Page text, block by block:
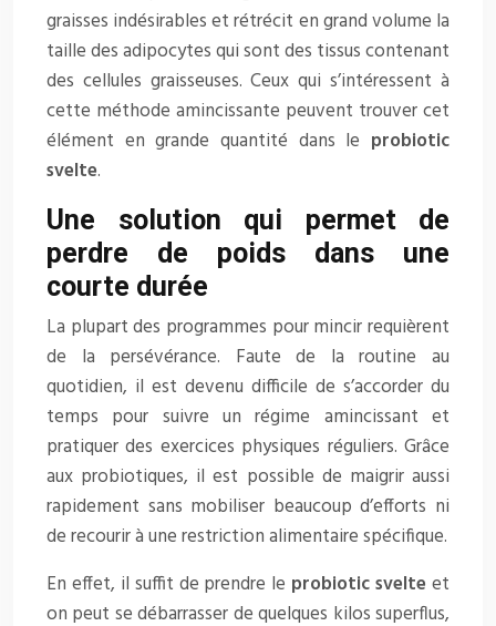
graisses indésirables et rétrécit en grand volume la
taille des adipocytes qui sont des tissus contenant
des cellules graisseuses. Ceux qui s’intéressent à
cette méthode amincissante peuvent trouver cet
élément en grande quantité dans le probiotic
svelte.
Une solution qui permet de
perdre de poids dans une
courte durée
La plupart des programmes pour mincir requièrent
de la persévérance. Faute de la routine au
quotidien, il est devenu difficile de s’accorder du
temps pour suivre un régime amincissant et
pratiquer des exercices physiques réguliers. Grâce
aux probiotiques, il est possible de maigrir aussi
rapidement sans mobiliser beaucoup d’efforts ni
de recourir à une restriction alimentaire spécifique.
En effet, il suffit de prendre le probiotic svelte et
on peut se débarrasser de quelques kilos superflus,